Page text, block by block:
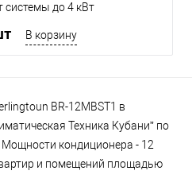
системы до 4 кВт
В корзину
BR-12MBST1 в
Техника Кубани” по
Мощности кондиционера - 12
и помещений площадью